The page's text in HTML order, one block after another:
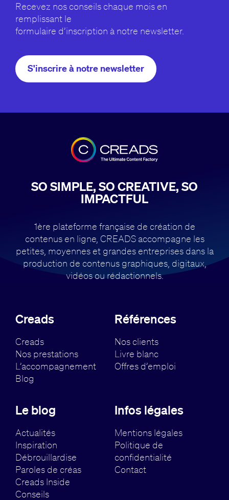
Recevez nos conseils chaque mois en
remplissant le
formulaire d’inscription à notre newsletter.
S'inscrire à notre newsletter
SO SIMPLE, SO CREATIVE, SO
IMPACTFUL
1ère plateforme française de création de
contenus en ligne, CREADS accompagne les
petites, moyennes et grandes entreprises dans la
production de contenus graphiques, digitaux,
vidéos ou rédactionnels.
Creads
Creads
Nos prestations
L’accompagnement
Blog
Références
Nos clients
Livre blanc
Offres d’emploi
Le blog
Actualités
Inspiration
Débrouillardise
Paroles de créas
Creads Inside
Conseils
Infos légales
Mentions légales
Politique de
confidentialité
Contact